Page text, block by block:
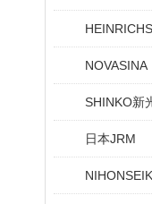
HEINRICHS
NOVASINA
SHINKO新
日本JRM